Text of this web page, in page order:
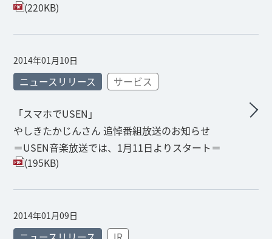
(220KB)
2014年01月10日
ニュースリリース サービス
「スマホでUSEN」
やしきたかじんさん 追悼番組放送のお知らせ
＝USEN音楽放送では、1月11日よりスタート＝
(195KB)
2014年01月09日